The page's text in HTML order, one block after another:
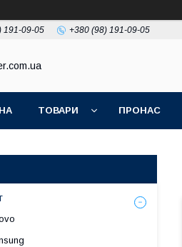
191-09-05 +380 (98) 191-09-05
ТОВАРИ ПРОНАС